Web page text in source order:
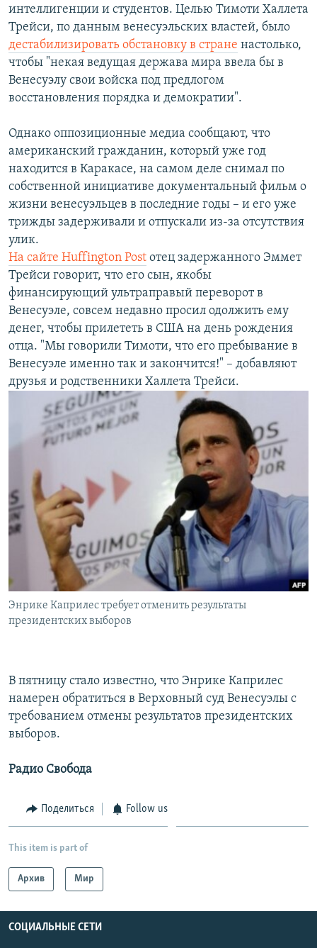
интеллигенции и студентов. Целью Тимоти Халлета
Трейси, по данным венесуэльских властей, было
дестабилизировать обстановку в стране настолько,
чтобы "некая ведущая держава мира ввела бы в
Венесуэлу свои войска под предлогом
восстановления порядка и демократии".
Однако оппозиционные медиа сообщают, что
американский гражданин, который уже год
находится в Каракасе, на самом деле снимал по
собственной инициативе документальный фильм о
жизни венесуэльцев в последние годы – и его уже
трижды задерживали и отпускали из-за отсутствия
улик.
На сайте Huffington Post отец задержанного Эммет
Трейси говорит, что его сын, якобы
финансирующий ультраправый переворот в
Венесуэле, совсем недавно просил одолжить ему
денег, чтобы прилететь в США на день рождения
отца. "Мы говорили Тимоти, что его пребывание в
Венесуэле именно так и закончится!" – добавляют
друзья и родственники Халлета Трейси.
Энрике Каприлес требует отменить результаты
президентских выборов
В пятницу стало известно, что Энрике Каприлес
намерен обратиться в Верховный суд Венесуэлы с
требованием отмены результатов президентских
выборов.
Радио Свобода
Поделиться Follow us
This item is part of
Архив Мир
СОЦИАЛЬНЫЕ СЕТИ